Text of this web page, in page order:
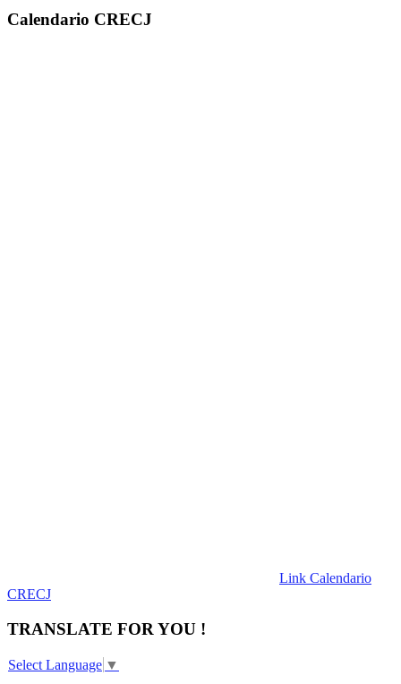
Calendario CRECJ
Link Calendario
CRECJ
TRANSLATE FOR YOU !
Select Language ▼